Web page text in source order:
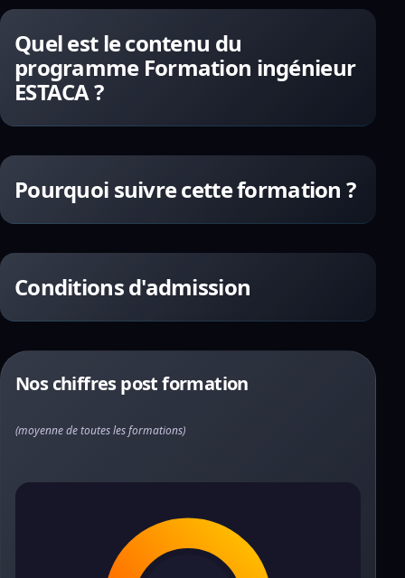
Quel est le contenu du
programme Formation ingénieur
ESTACA ?
Pourquoi suivre cette formation ?
Conditions d'admission
Nos chiffres post formation
(moyenne de toutes les formations)